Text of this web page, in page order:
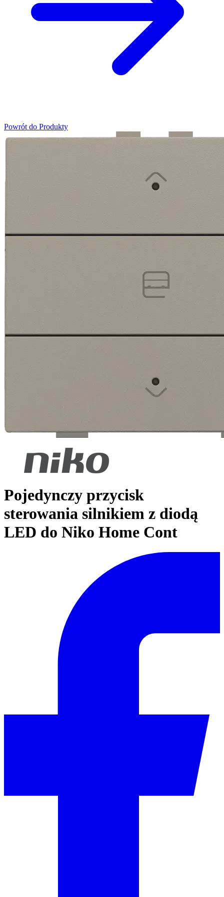
Powrót do Produkty
Pojedynczy przycisk
sterowania silnikiem z diodą
LED do Niko Home Cont